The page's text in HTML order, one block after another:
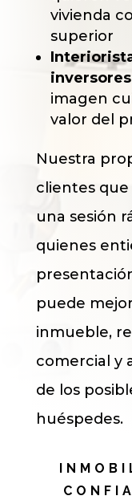
vivienda
superior
inversores
imagen
valor del
Nuestra
clientes
una sesión
quienes
puede
inmueble,
comercial y
de los
huéspedes.